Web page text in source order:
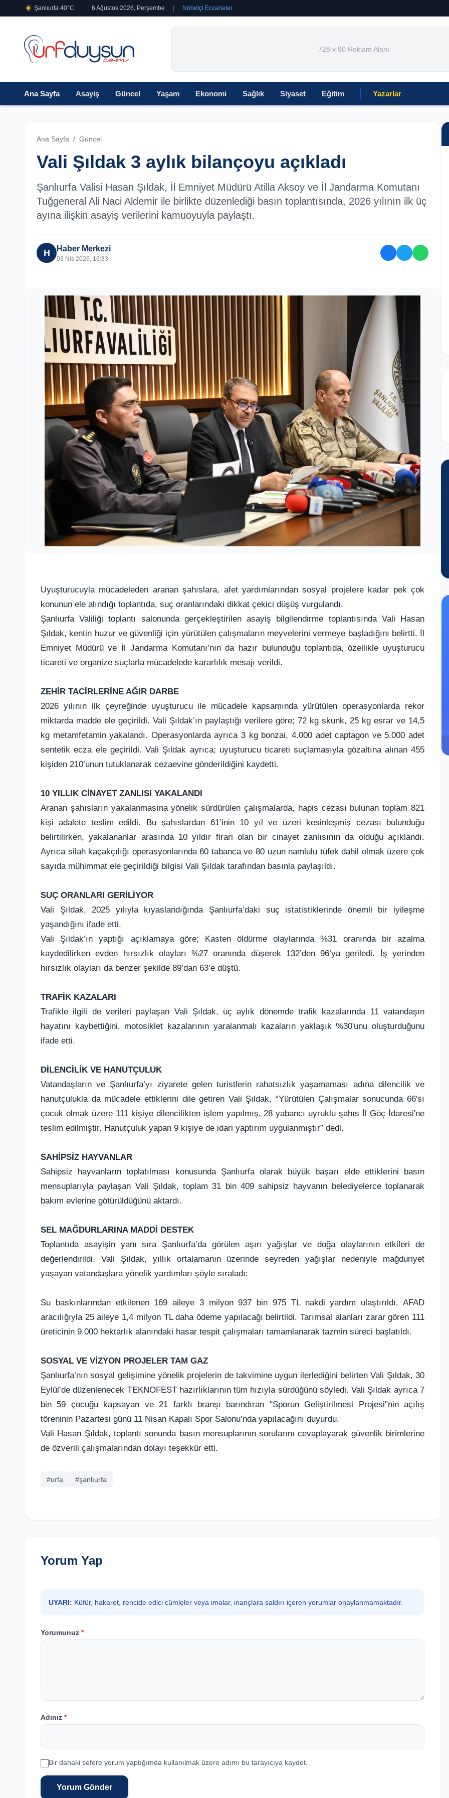
Şanlıurfa 40°C 6 Ağustos 2026, Perşembe Nöbetçi Eczaneler
728 x 90 Reklam Alanı
Ana Sayfa Asayiş Güncel Yaşam Ekonomi Sağlık Siyaset Eğitim Yazarlar
Ana Sayfa / Güncel
Vali Şıldak 3 aylık bilançoyu açıkladı
Şanlıurfa Valisi Hasan Şıldak, İl Emniyet Müdürü Atilla Aksoy ve İl Jandarma Komutanı
Tuğgeneral Ali Naci Aldemir ile birlikte düzenlediği basın toplantısında, 2026 yılının ilk üç
ayına ilişkin asayiş verilerini kamuoyuyla paylaştı.
H Haber Merkezi
03 Nis 2026, 16:33
Uyuşturucuyla mücadeleden aranan şahıslara, afet yardımlarından sosyal projelere kadar pek çok
konunun ele alındığı toplantıda, suç oranlarındaki dikkat çekici düşüş vurgulandı.
Şanlıurfa Valiliği toplantı salonunda gerçekleştirilen asayiş bilgilendirme toplantısında Vali Hasan
Şıldak, kentin huzur ve güvenliği için yürütülen çalışmaların meyvelerini vermeye başladığını belirtti. İl
Emniyet Müdürü ve İl Jandarma Komutanı’nın da hazır bulunduğu toplantıda, özellikle uyuşturucu
ticareti ve organize suçlarla mücadelede kararlılık mesajı verildi.
ZEHİR TACİRLERİNE AĞIR DARBE
2026 yılının ilk çeyreğinde uyuşturucu ile mücadele kapsamında yürütülen operasyonlarda rekor
miktarda madde ele geçirildi. Vali Şıldak’ın paylaştığı verilere göre; 72 kg skunk, 25 kg esrar ve 14,5
kg metamfetamin yakalandı. Operasyonlarda ayrıca 3 kg bonzai, 4.000 adet captagon ve 5.000 adet
sentetik ecza ele geçirildi. Vali Şıldak ayrıca; uyuşturucu ticareti suçlamasıyla gözaltına alınan 455
kişiden 210’unun tutuklanarak cezaevine gönderildiğini kaydetti.
10 YILLIK CİNAYET ZANLISI YAKALANDI
Aranan şahısların yakalanmasına yönelik sürdürülen çalışmalarda, hapis cezası bulunan toplam 821
kişi adalete teslim edildi. Bu şahıslardan 61’inin 10 yıl ve üzeri kesinleşmiş cezası bulunduğu
belirtilirken, yakalananlar arasında 10 yıldır firari olan bir cinayet zanlısının da olduğu açıklandı.
Ayrıca silah kaçakçılığı operasyonlarında 60 tabanca ve 80 uzun namlulu tüfek dahil olmak üzere çok
sayıda mühimmat ele geçirildiği bilgisi Vali Şıldak tarafından basınla paylaşıldı.
SUÇ ORANLARI GERİLİYOR
Vali Şıldak, 2025 yılıyla kıyaslandığında Şanlıurfa’daki suç istatistiklerinde önemli bir iyileşme
yaşandığını ifade etti.
Vali Şıldak’ın yaptığı açıklamaya göre; Kasten öldürme olaylarında %31 oranında bir azalma
kaydedilirken evden hırsızlık olayları %27 oranında düşerek 132’den 96’ya geriledi. İş yerinden
hırsızlık olayları da benzer şekilde 89’dan 63’e düştü.
TRAFİK KAZALARI
Trafikle ilgili de verileri paylaşan Vali Şıldak, üç aylık dönemde trafik kazalarında 11 vatandaşın
hayatını kaybettiğini, motosiklet kazalarının yaralanmalı kazaların yaklaşık %30'unu oluşturduğunu
ifade etti.
DİLENCİLİK VE HANUTÇULUK
Vatandaşların ve Şanlıurfa’yı ziyarete gelen turistlerin rahatsızlık yaşamaması adına dilencilik ve
hanutçulukla da mücadele ettiklerini dile getiren Vali Şıldak, “Yürütülen Çalışmalar sonucunda 66'sı
çocuk olmak üzere 111 kişiye dilencilikten işlem yapılmış, 28 yabancı uyruklu şahıs İl Göç İdaresi'ne
teslim edilmiştir. Hanutçuluk yapan 9 kişiye de idari yaptırım uygulanmıştır” dedi.
SAHİPSİZ HAYVANLAR
Sahipsiz hayvanların toplatılması konusunda Şanlıurfa olarak büyük başarı elde ettiklerini basın
mensuplarıyla paylaşan Vali Şıldak, toplam 31 bin 409 sahipsiz hayvanın belediyelerce toplanarak
bakım evlerine götürüldüğünü aktardı.
SEL MAĞDURLARINA MADDİ DESTEK
Toplantıda asayişin yanı sıra Şanlıurfa’da görülen aşırı yağışlar ve doğa olaylarının etkileri de
değerlendirildi. Vali Şıldak, yıllık ortalamanın üzerinde seyreden yağışlar nedeniyle mağduriyet
yaşayan vatandaşlara yönelik yardımları şöyle sıraladı:
Su baskınlarından etkilenen 169 aileye 3 milyon 937 bin 975 TL nakdi yardım ulaştırıldı. AFAD
aracılığıyla 25 aileye 1,4 milyon TL daha ödeme yapılacağı belirtildi. Tarımsal alanları zarar gören 111
üreticinin 9.000 hektarlık alanındaki hasar tespit çalışmaları tamamlanarak tazmin süreci başlatıldı.
SOSYAL VE VİZYON PROJELER TAM GAZ
Şanlıurfa’nın sosyal gelişimine yönelik projelerin de takvimine uygun ilerlediğini belirten Vali Şıldak, 30
Eylül’de düzenlenecek TEKNOFEST hazırlıklarının tüm hızıyla sürdüğünü söyledi. Vali Şıldak ayrıca 7
bin 59 çocuğu kapsayan ve 21 farklı branşı barındıran "Sporun Geliştirilmesi Projesi"nin açılış
töreninin Pazartesi günü 11 Nisan Kapalı Spor Salonu’nda yapılacağını duyurdu.
Vali Hasan Şıldak, toplantı sonunda basın mensuplarının sorularını cevaplayarak güvenlik birimlerine
de özverili çalışmalarından dolayı teşekkür etti.
#urfa #şanlıurfa
Yorum Yap
UYARI: Küfür, hakaret, rencide edici cümleler veya imalar, inançlara saldırı içeren yorumlar onaylanmamaktadır.
Yorumunuz *
Adınız *
Bir dahaki sefere yorum yaptığımda kullanılmak üzere adımı bu tarayıcıya kaydet.
Yorum Gönder